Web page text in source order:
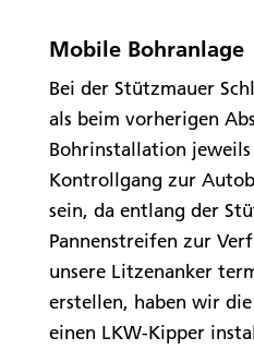
Mobile Bohranlage
Bei der Stützmauer
als beim vorherigen
Bohrinstallation
Kontrollgang zur
sein, da entlang der
Pannenstreifen zur
unsere Litzenanker
erstellen, haben wir
einen LKW-Kipper